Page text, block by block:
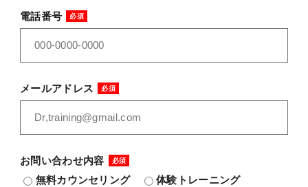
電話番号
メールアドレス
お問い合わせ内容
無料カウンセリング
体験トレーニング